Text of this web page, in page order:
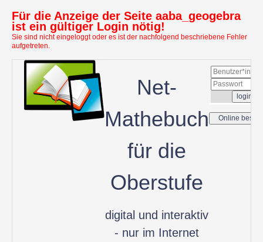
Für die Anzeige der Seite aaba_geogebra
ist ein gültiger Login nötig!
Sie sind nicht eingeloggt oder es ist der nachfolgend beschriebene Fehler
aufgetreten.
Net-
Mathebuch
für die
Oberstufe
digital und interaktiv
- nur im Internet